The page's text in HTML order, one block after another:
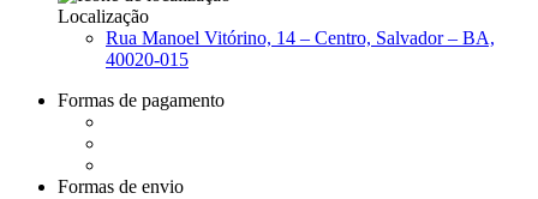
Localização
Rua Manoel Vitórino, 14 – Centro, Salvador – BA,
40020-015
Formas de pagamento
Formas de envio